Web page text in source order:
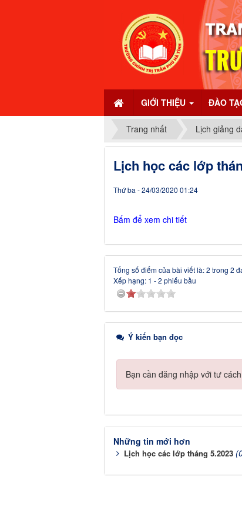
GIỚI THIỆU ĐÀO
Trang nhất Lịch giảng
Lịch học các lớp
Thứ ba - 24/03/2020 01:24
Bấm để xem chi tiết
Tổng số điểm của bài viết là: 2 trong 2
Xếp hạng: 1 -2 phiếu bầu
Ý kiến bạn đọc
Bạn cần đăng nhập với tư
Những tin mới hơn
Lịch học các lớp tháng 5.2023